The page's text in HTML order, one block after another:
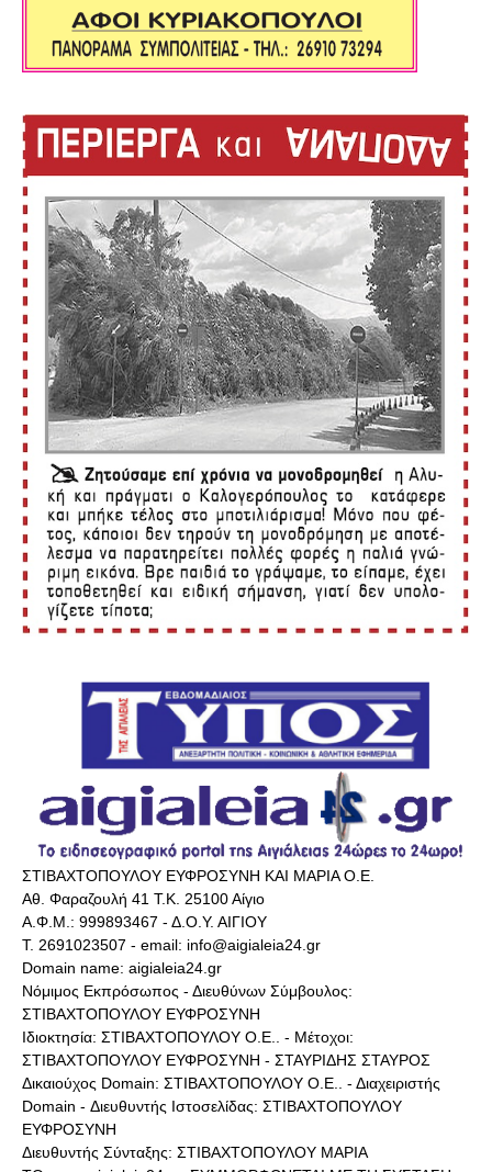
ΣΤΙΒΑΧΤΟΠΟΥΛΟΥ ΕΥΦΡΟΣΥΝΗ ΚΑΙ ΜΑΡΙΑ Ο.Ε.
Αθ. Φαραζουλή 41 Τ.Κ. 25100 Αίγιο
Α.Φ.Μ.: 999893467 - Δ.Ο.Υ. ΑΙΓΙΟΥ
Τ. 2691023507 - email: info@aigialeia24.gr
Domain name: aigialeia24.gr
Νόμιμος Εκπρόσωπος - Διευθύνων Σύμβουλος:
ΣΤΙΒΑΧΤΟΠΟΥΛΟΥ ΕΥΦΡΟΣΥΝΗ
Ιδιοκτησία: ΣΤΙΒΑΧΤΟΠΟΥΛΟΥ Ο.Ε.. - Μέτοχοι:
ΣΤΙΒΑΧΤΟΠΟΥΛΟΥ ΕΥΦΡΟΣΥΝΗ - ΣΤΑΥΡΙΔΗΣ ΣΤΑΥΡΟΣ
Δικαιούχος Domain: ΣΤΙΒΑΧΤΟΠΟΥΛΟΥ Ο.Ε.. - Διαχειριστής
Domain - Διευθυντής Ιστοσελίδας: ΣΤΙΒΑΧΤΟΠΟΥΛΟΥ
ΕΥΦΡΟΣΥΝΗ
Διευθυντής Σύνταξης: ΣΤΙΒΑΧΤΟΠΟΥΛΟΥ ΜΑΡΙΑ